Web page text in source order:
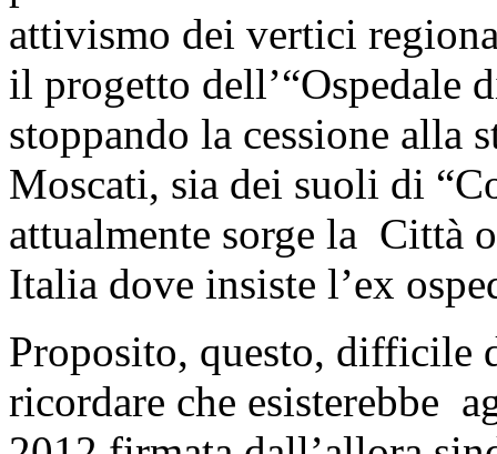
attivismo dei vertici
il progetto dell’“Ospedale
stoppando la cessione alla
Moscati, sia dei suoli di
attualmente sorge la Città
Italia dove insiste l’ex
Proposito, questo, difficile
ricordare che esisterebbe